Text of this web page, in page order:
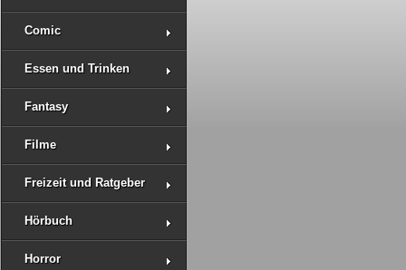
Comic
Essen und Trinken
Fantasy
Filme
Freizeit und Ratgeber
Hörbuch
Horror